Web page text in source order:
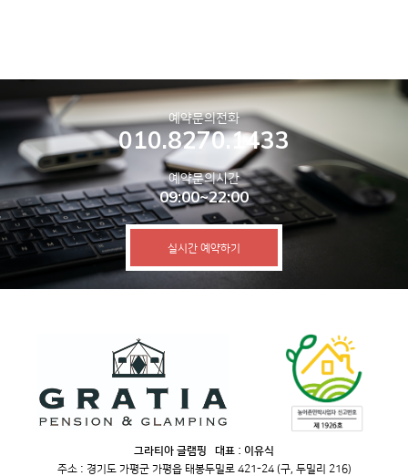
예약문의전화
010.8270.1433
예약문의시간
09:00~22:00
실시간 예약하기
그라티아 글램핑 대표 : 이유식
주소 : 경기도 가평군 가평읍 태봉두밀로 421-24 (구, 두밀리 216)